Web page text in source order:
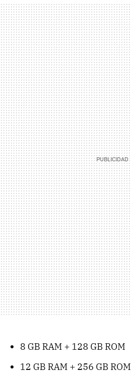
8 GB RAM + 128 GB ROM
12 GB RAM + 256 GB ROM